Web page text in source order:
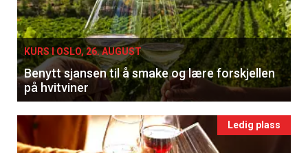
KURS I OSLO, 26. AUGUST
Benytt sjansen til å smake og lære forskjellen
på hvitviner
Ledig plass